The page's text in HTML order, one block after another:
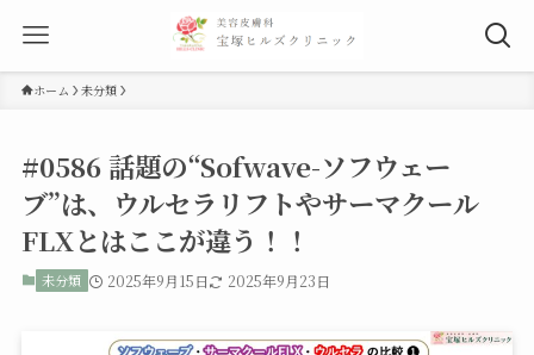
ホーム 未分類
#0586 話題の“Sofwave-ソフウェー
ブ”は、ウルセラリフトやサーマクール
FLXとはここが違う！！
未分類 2025年9月15日 2025年9月23日